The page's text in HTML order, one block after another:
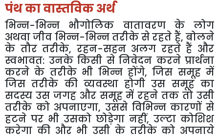
पंथकावास्तविकअर्थ
भिन्न-भिन्न भौगोलिक वातावरण के
लोग
अथवाजीव भिन्न-भिन्नतरीकेसेरहते हैं,बोलने
के तौर तरीके, रहन-सहन अलग रहते हैं और
स्वभावत: उनके किसी से निवेदन करने प्रार्थना
करने के तरीके भी भिन्न होंगे,जिस समूह में
जिस तरीके की व्यवस्था होगी उस समूह का
सदस्य उस जगह और समूह में रहने तक तो उसी
तरीके को अपनाएगा,उससे विभिन्न कारणों से
हटने पर भी उसको छोड़ेगा नहीं, उल्टा कोशिश
करेगा की और भी उसी के तरीके को अपनाये